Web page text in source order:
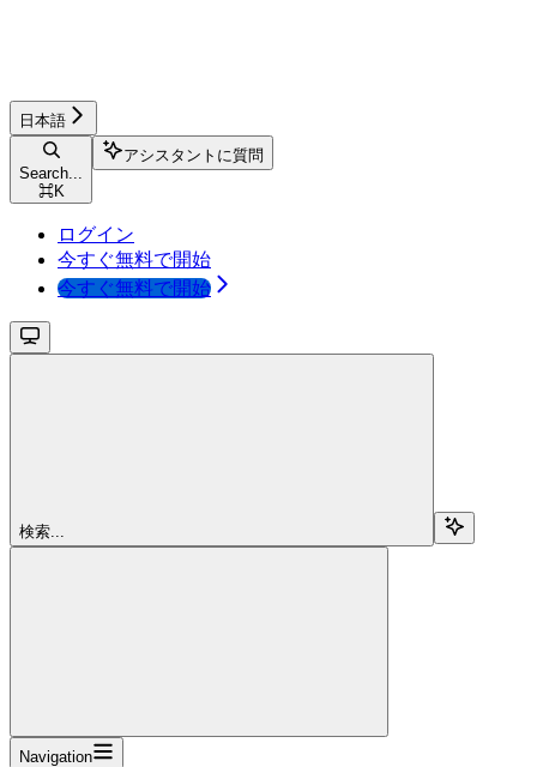
日本語
Search...
⌘K
アシスタントに質問
ログイン
今すぐ無料で開始
今すぐ無料で開始
検索...
Navigation